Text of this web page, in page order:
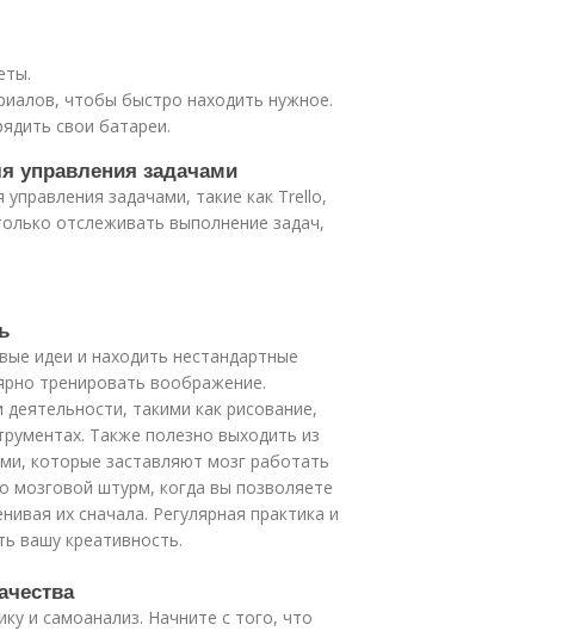
чтобы быстро находить нужное.
свои батареи.
управления задачами
задачами, такие как Trello,
отслеживать выполнение задач,
идеи и находить нестандартные
тренировать воображение.
такими как рисование,
Также полезно выходить из
которые заставляют мозг работать
мозговой штурм, когда вы позволяете
их сначала. Регулярная практика и
вашу креативность.
и самоанализ. Начните с того, что